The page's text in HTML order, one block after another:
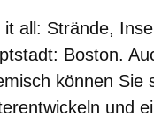
all: Strände,
Boston.
können Sie
und